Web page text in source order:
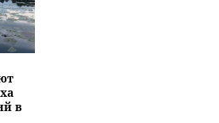
в